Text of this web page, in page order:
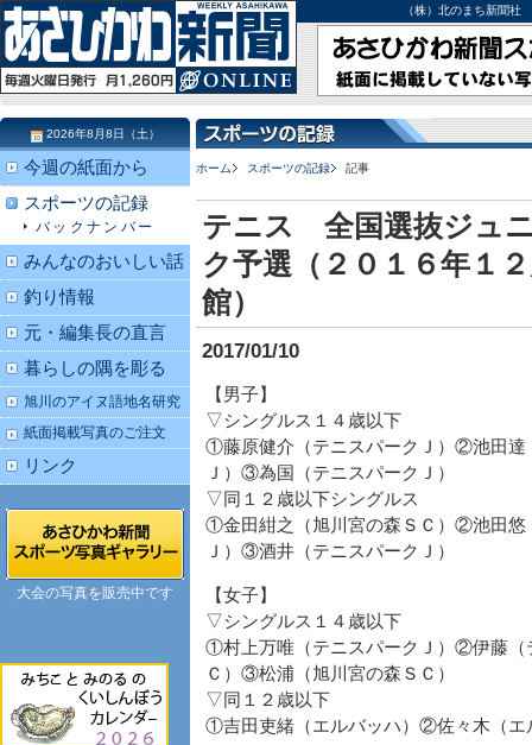
（株）北のまち新聞
ホーム スポーツの記録 記事
テニス 全国選抜ジュ
ク予選（２０１６年１
館）
2017/01/10
【男子】
▽シングルス１４歳以下
①藤原健介（テニスパークＪ）②池田
Ｊ）③為国（テニスパークＪ）
▽同１２歳以下シングルス
①金田紺之（旭川宮の森ＳＣ）②池田
Ｊ）③酒井（テニスパークＪ）
【女子】
▽シングルス１４歳以下
①村上万唯（テニスパークＪ）②伊藤
Ｃ）③松浦（旭川宮の森ＳＣ）
▽同１２歳以下
①吉田吏緒（エルバッハ）②佐々木（エ
2026年8月8日（土）
今週の紙面から
スポーツの記録
バックナンバー
みんなのおいしい話
釣り情報
元・編集長の直言
暮らしの隅を彫る
旭川のアイヌ語地名研究
紙面掲載写真のご注文
リンク
大会の写真を販売中です